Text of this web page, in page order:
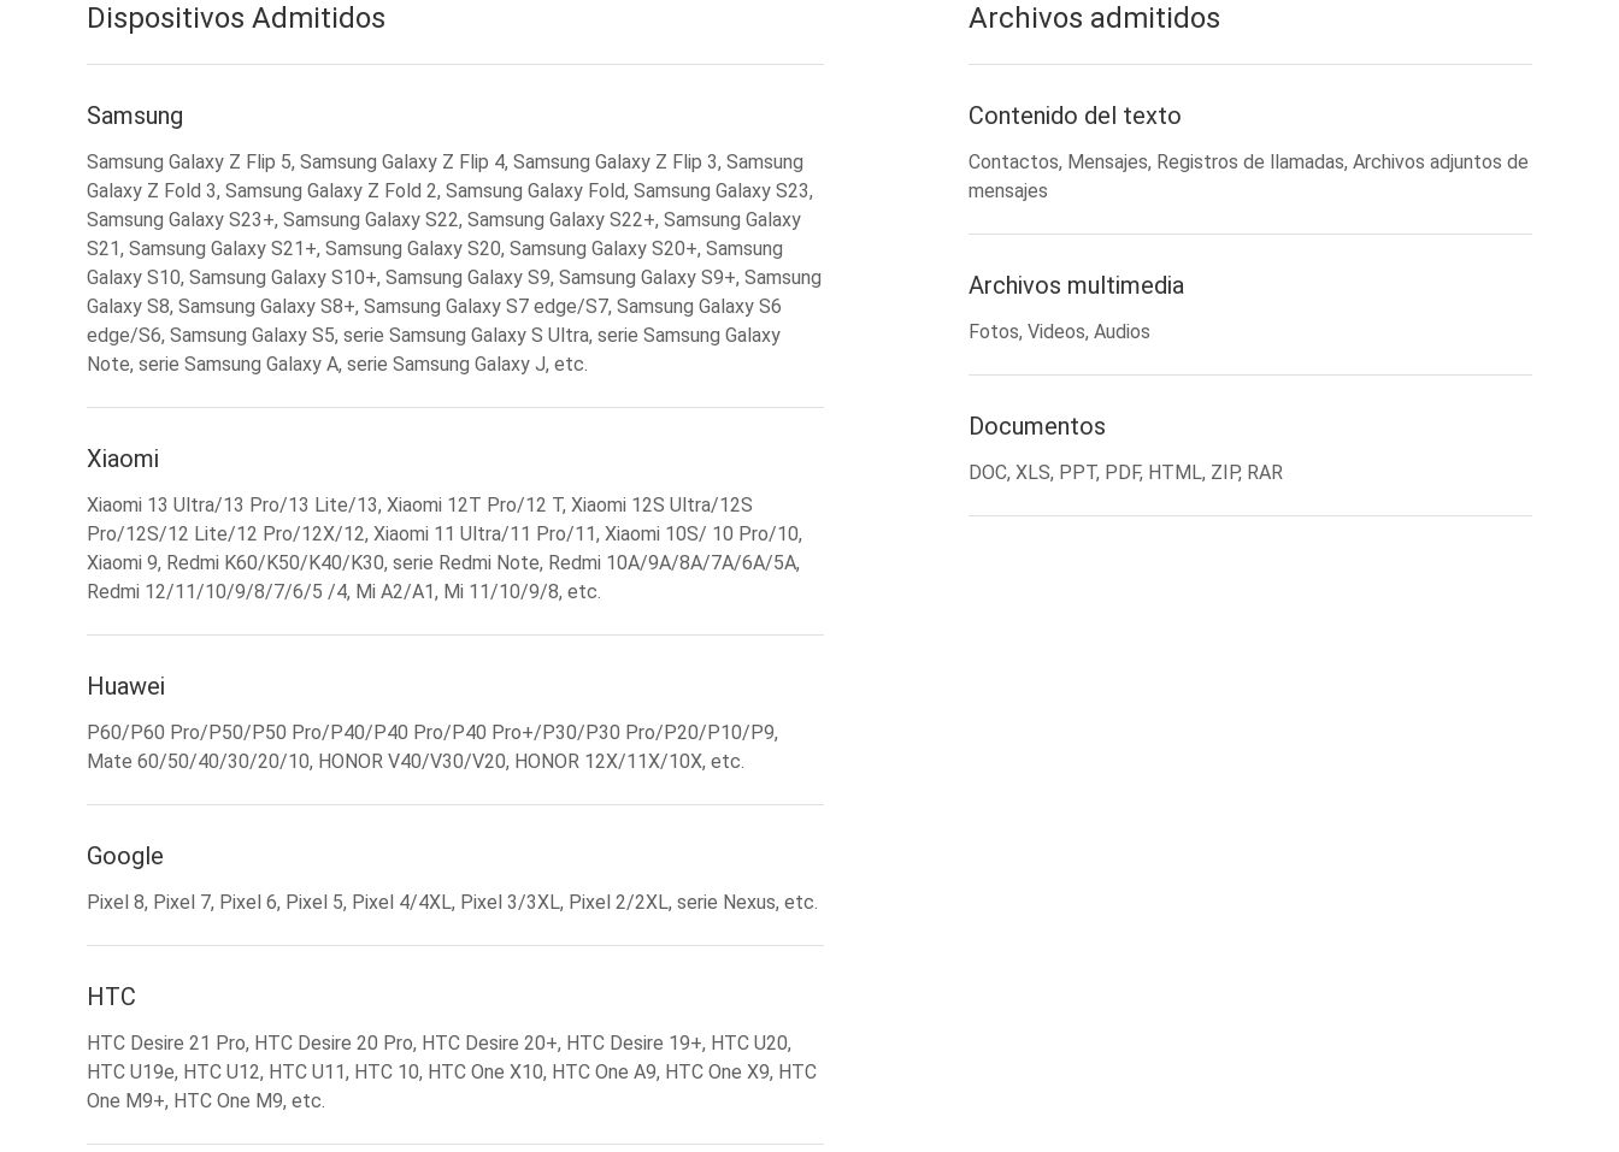
Dispositivos Admitidos
Samsung
Samsung Galaxy Z Flip 5, Samsung Galaxy Z Flip 4, Samsung Galaxy Z Flip 3, Samsung
Galaxy Z Fold 3, Samsung Galaxy Z Fold 2, Samsung Galaxy Fold, Samsung Galaxy S23,
Samsung Galaxy S23+, Samsung Galaxy S22, Samsung Galaxy S22+, Samsung Galaxy
S21, Samsung Galaxy S21+, Samsung Galaxy S20, Samsung Galaxy S20+, Samsung
Galaxy S10, Samsung Galaxy S10+, Samsung Galaxy S9, Samsung Galaxy S9+, Samsung
Galaxy S8, Samsung Galaxy S8+, Samsung Galaxy S7 edge/S7, Samsung Galaxy S6
edge/S6, Samsung Galaxy S5, serie Samsung Galaxy S Ultra, serie Samsung Galaxy
Note, serie Samsung Galaxy A, serie Samsung Galaxy J, etc.
Xiaomi
Xiaomi 13 Ultra/13 Pro/13 Lite/13, Xiaomi 12T Pro/12 T, Xiaomi 12S Ultra/12S
Pro/12S/12 Lite/12 Pro/12X/12, Xiaomi 11 Ultra/11 Pro/11, Xiaomi 10S/ 10 Pro/10,
Xiaomi 9, Redmi K60/K50/K40/K30, serie Redmi Note, Redmi 10A/9A/8A/7A/6A/5A,
Redmi 12/11/10/9/8/7/6/5 /4, Mi A2/A1, Mi 11/10/9/8, etc.
Huawei
P60/P60 Pro/P50/P50 Pro/P40/P40 Pro/P40 Pro+/P30/P30 Pro/P20/P10/P9,
Mate 60/50/40/30/20/10, HONOR V40/V30/V20, HONOR 12X/11X/10X, etc.
Google
Pixel 8, Pixel 7, Pixel 6, Pixel 5, Pixel 4/4XL, Pixel 3/3XL, Pixel 2/2XL, serie Nexus, etc.
HTC
HTC Desire 21 Pro, HTC Desire 20 Pro, HTC Desire 20+, HTC Desire 19+, HTC U20,
HTC U19e, HTC U12, HTC U11, HTC 10, HTC One X10, HTC One A9, HTC One X9, HTC
One M9+, HTC One M9, etc.
Archivos admitidos
Contenido del texto
Contactos, Mensajes, Registros de llamadas, Archivos adjuntos de
mensajes
Archivos multimedia
Fotos, Videos, Audios
Documentos
DOC, XLS, PPT, PDF, HTML, ZIP, RAR